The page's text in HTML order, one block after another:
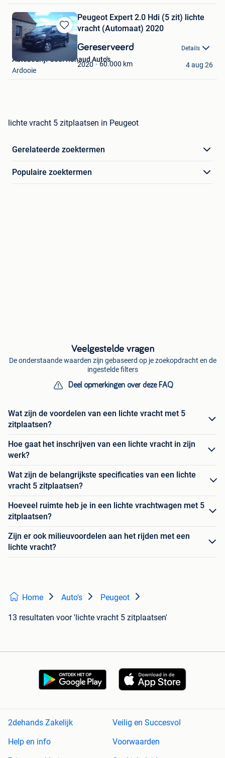
Bewaren
in
Mijn
Favorieten
Peugeot Expert 2.0 Hdi (5 zit) lichte
vracht (Automaat) 2020
Gereserveerd Details
2020 60.000 km
Autobedrijf Cool Renaud Auto's
Ardooie
4 aug 26
lichte vracht 5 zitplaatsen in Peugeot
Gerelateerde zoektermen
Populaire zoektermen
Veelgestelde vragen
De onderstaande waarden zijn gebaseerd op je zoekopdracht en de
ingestelde filters
Deel opmerkingen over deze FAQ
Wat zijn de voordelen van een lichte vracht met 5
zitplaatsen?
Hoe gaat het inschrijven van een lichte vracht in zijn
werk?
Wat zijn de belangrijkste specificaties van een lichte
vracht 5 zitplaatsen?
Hoeveel ruimte heb je in een lichte vrachtwagen met 5
zitplaatsen?
Zijn er ook milieuvoordelen aan het rijden met een
lichte vracht?
Home Auto's Peugeot
13 resultaten voor 'lichte vracht 5 zitplaatsen'
2dehands Zakelijk
Veilig en Succesvol
Help en info
Voorwaarden